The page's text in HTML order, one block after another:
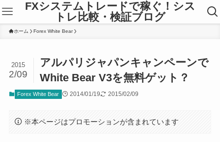
FXシステムトレードで稼ぐ！シス
トレ比較・検証ブログ
ホーム Forex White Bear
アルパリジャパンキャンペーンで
White Bear V3を無料ゲット？
2015
2/09
Forex White Bear 2014/01/19 2015/02/09
※本ページはプロモーションが含まれています